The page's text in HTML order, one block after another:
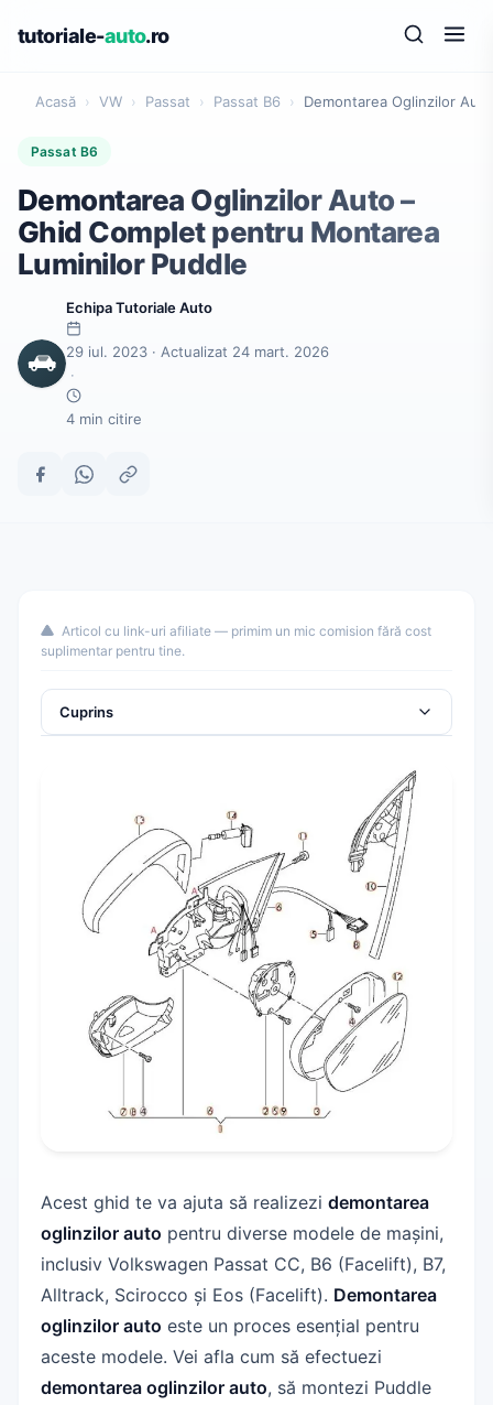
tutoriale-auto.ro
Acasă › VW › Passat › Passat B6 › Demontarea Oglinzilor
Passat B6
Demontarea Oglinzilor Auto –
Ghid Complet pentru Montarea
Luminilor Puddle
Echipa Tutoriale Auto
29 iul. 2023 · Actualizat 24 mart. 2026
·
4 min citire
Articol cu link-uri afiliate — primim un mic comision fără cost
suplimentar pentru tine.
Cuprins
Scoaterea Capacului Oglinzii Auto – Ghid Pas cu Pas
Demontarea Oglinzii Auto și Deconectarea Firelor –
Sfaturi Utile
Montarea Luminilor Puddle și a Lămpilor de
Semnalizare după Demontarea Oglinzilor Auto
Verificarea Luminilor și a Semnalizării după
Demontarea Oglinzilor Auto
Vezi și
Acest ghid te va ajuta să realizezi demontarea
oglinzilor auto pentru diverse modele de mașini,
inclusiv Volkswagen Passat CC, B6 (Facelift), B7,
Alltrack, Scirocco și Eos (Facelift). Demontarea
oglinzilor auto este un proces esențial pentru
aceste modele. Vei afla cum să efectuezi
demontarea oglinzilor auto, să montezi Puddle